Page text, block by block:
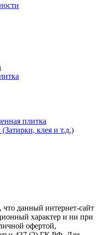
плитка
клея и т.д.)
данный интернет-сайт
характер и ни при
офертой,